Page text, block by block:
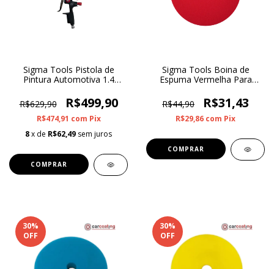
Sigma Tools Pistola de
Pintura Automotiva 1.4
R$629,90
R$499,90
R$474,91 com Pix
8x de R$62,49 sem juros
Sigma Tools Boina de
Espuma Vermelha Para
R$44,90
R$31,43
R$29,86 com Pix
30%
OFF
30%
OFF